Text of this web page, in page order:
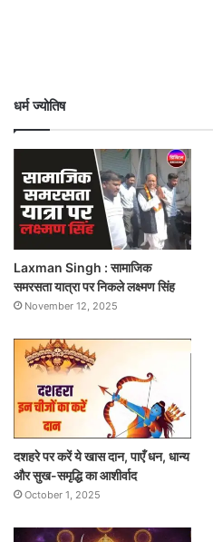
धर्म ज्योतिष
Laxman Singh : सामाजिक
समरसता यात्रा पर निकले लक्ष्मण सिंह
November 12, 2025
दशहरे पर करें ये खास दान, पाएँ धन, धान्य
और सुख-समृद्धि का आशीर्वाद
October 1, 2025